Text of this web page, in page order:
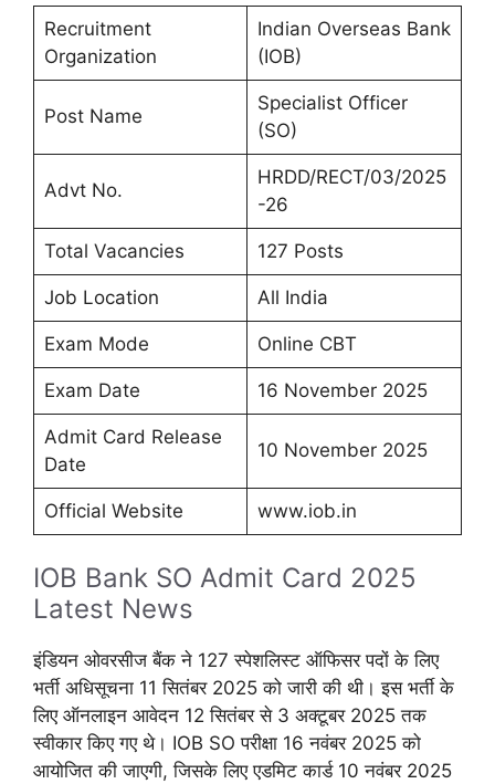
Recruitment
Organization
Indian Overseas Bank
(IOB)
Post Name
Specialist Officer
(SO)
Advt No.
HRDD/RECT/03/2025
-26
Total Vacancies 127 Posts
Job Location All India
Exam Mode Online CBT
Exam Date 16 November 2025
Admit Card Release
Date
10 November 2025
Official Website www.iob.in
IOB Bank SO Admit Card 2025
Latest News
इंडियन ओवरसीज बैंक ने 127 स्पेशलिस्ट ऑफिसर पदों के लिए
भर्ती अधिसूचना 11 सितंबर 2025 को जारी की थी। इस भर्ती के
लिए ऑनलाइन आवेदन 12 सितंबर से 3 अक्टूबर 2025 तक
स्वीकार किए गए थे। IOB SO परीक्षा 16 नवंबर 2025 को
आयोजित की जाएगी, जिसके लिए एडमिट कार्ड 10 नवंबर 2025